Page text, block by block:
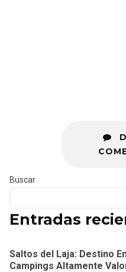
Buscar
Entradas
Saltos del Laja: Destino
Campings Altamente